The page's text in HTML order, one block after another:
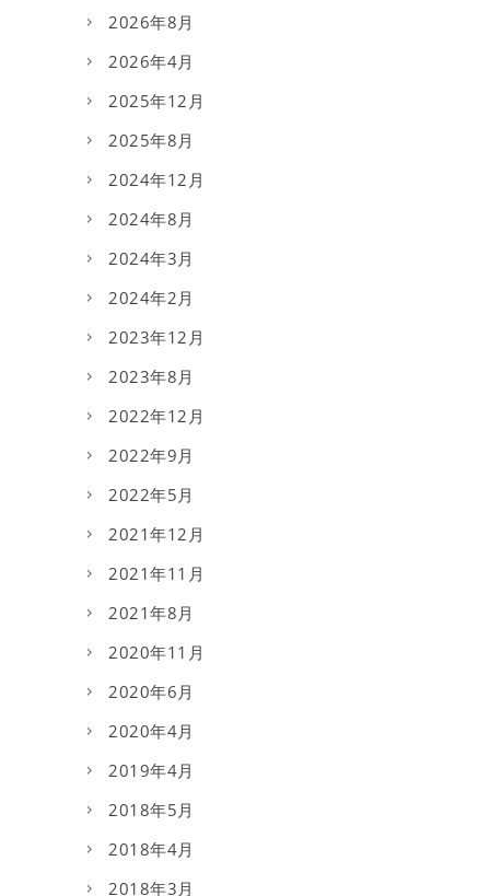
2026年8月
2026年4月
2025年12月
2025年8月
2024年12月
2024年8月
2024年3月
2024年2月
2023年12月
2023年8月
2022年12月
2022年9月
2022年5月
2021年12月
2021年11月
2021年8月
2020年11月
2020年6月
2020年4月
2019年4月
2018年5月
2018年4月
2018年3月